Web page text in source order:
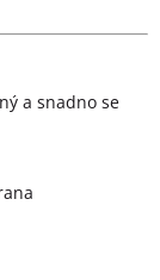
a snadno se